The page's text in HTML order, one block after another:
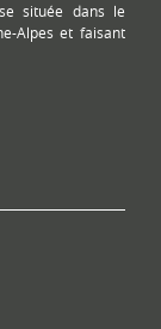
située dans le
Alpes et faisant